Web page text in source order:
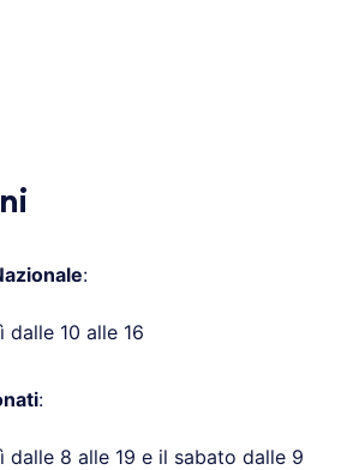
:
dalle 10 alle 16
:
dalle 8 alle 19 e il sabato dalle 9